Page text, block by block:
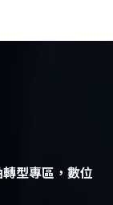
型專區，數位